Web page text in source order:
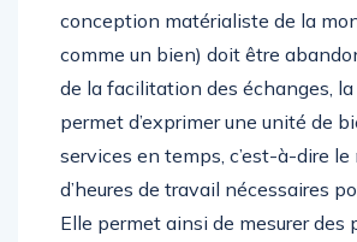
conception matérialiste de la
comme un bien) doit être
de la facilitation des échanges,
permet d’exprimer une unité de
services en temps, c’est-à-dire le
d’heures de travail nécessaires
Elle permet ainsi de mesurer des